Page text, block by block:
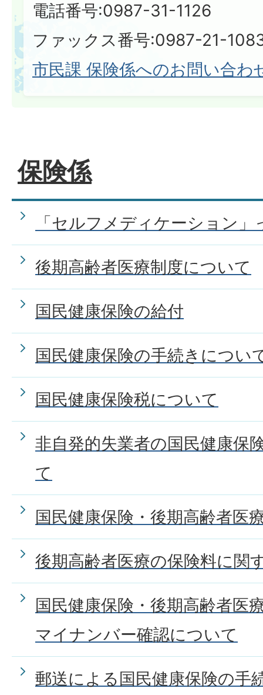
電話番号:0987-31-1126
ファックス番号:0987-21-
市民課 保険係へのお問い合わ
保険係
「セルフメディケーション」
後期高齢者医療制度について
国民健康保険の給付
国民健康保険の手続きについ
国民健康保険税について
非自発的失業者の国民健康保
て
国民健康保険・後期高齢者医
後期高齢者医療の保険料に関
国民健康保険・後期高齢者医
マイナンバー確認について
郵送による国民健康保険の手